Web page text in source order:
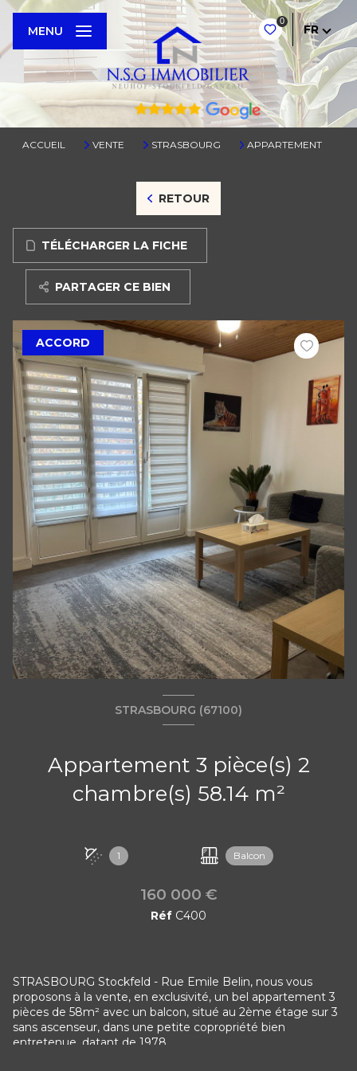
0
FR
MENU
ACCUEIL VENTE STRASBOURG APPARTEMENT
RETOUR
TÉLÉCHARGER LA FICHE
PARTAGER CE BIEN
ACCORD
STRASBOURG (67100)
Appartement 3 pièce(s) 2
chambre(s) 58.14 m²
1 Balcon
160 000 €
Réf C400
STRASBOURG Stockfeld - Rue Emile Belin, nous vous
proposons à la vente, en exclusivité, un bel appartement 3
pièces de 58m² avec un balcon, situé au 2ème étage sur 3
sans ascenseur, dans une petite copropriété bien
entretenue, datant de 1978.